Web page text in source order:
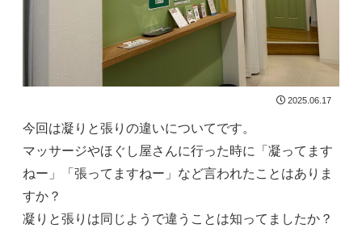
2025.06.17
今回は凝りと張りの違いについてです。
マッサージやほぐし屋さんに行った時に「凝ってます
ねー」「張ってますねー」など言われたことはありま
すか？
凝りと張りは同じようで違うことは知ってましたか？